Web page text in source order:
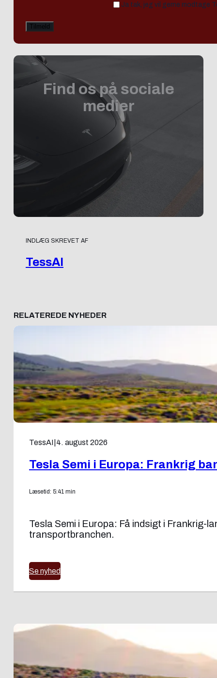
Ja tak, jeg vil gerne modtage
Find os på sociale
medier
INDLÆG SKREVET AF
TessAI
RELATEREDE NYHEDER
TessAI 4. august 2026
Tesla Semi i Europa: Frankrig
Læsetid: 5:41 min
Tesla Semi i Europa: Få indsigt i Frankrig-
transportbranchen.
Se nyhed